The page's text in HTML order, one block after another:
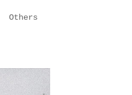
Others